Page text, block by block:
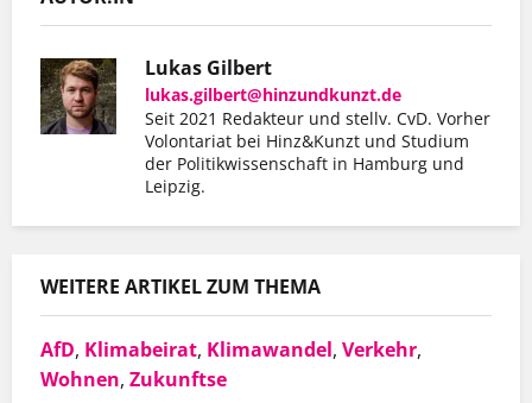
Lukas Gilbert
lukas.gilbert@hinzundkunzt.de
Seit 2021 Redakteur und stellv. CvD. Vorher
Volontariat bei Hinz&Kunzt und Studium
der Politikwissenschaft in Hamburg und
Leipzig.
WEITERE ARTIKEL ZUM THEMA
AfD, Klimabeirat, Klimawandel, Verkehr,
Wohnen, Zukunftse